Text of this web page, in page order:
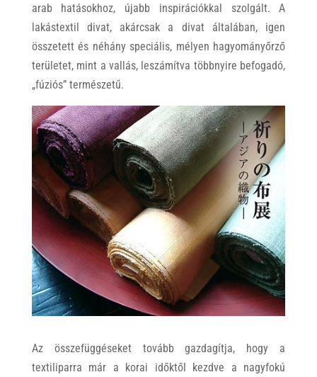
arab hatásokhoz, újabb inspirációkkal szolgált. A
lakástextil divat, akárcsak a divat általában, igen
összetett és néhány speciális, mélyen hagyományőrző
területet, mint a vallás, leszámítva többnyire befogadó,
„fúziós” természetű.
Az összefüggéseket tovább gazdagítja, hogy a
textiliparra már a korai időktől kezdve a nagyfokú